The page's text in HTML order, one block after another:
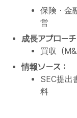
保険・金
営
成長アプロー
買収（
情報ソース：
SEC提出
料